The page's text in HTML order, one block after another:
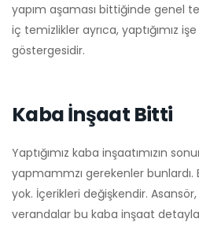
yapım aşaması bittiğinde genel
iç temizlikler ayrıca, yaptığımız
göstergesidir.
Kaba İnşaat Bitti
Yaptığımız kaba inşaatımızın
yapmammzı gerekenler bunlardı.
yok. İçerikleri değişkendir.
verandalar bu kaba inşaat